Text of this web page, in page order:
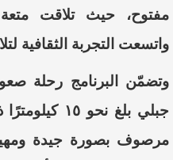
مفتوح، حيث تلاقت
واتسعت التجربة الثقافية
وتضمّن البرنامج رحلة
جبلي بلغ
مرصوف بصورة جيدة